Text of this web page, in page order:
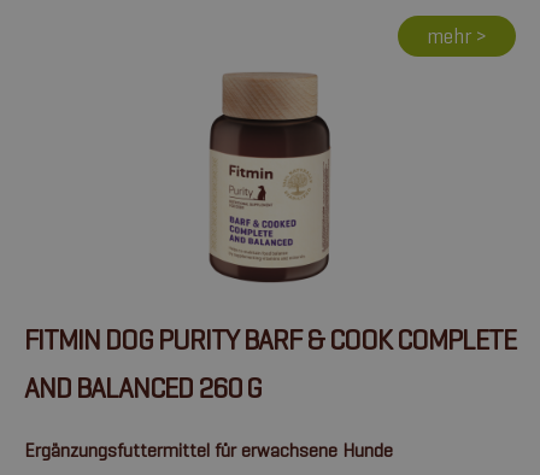
mehr >
FITMIN DOG PURITY BARF & COOK COMPLETE
AND BALANCED 260 G
Ergänzungsfuttermittel für erwachsene Hunde